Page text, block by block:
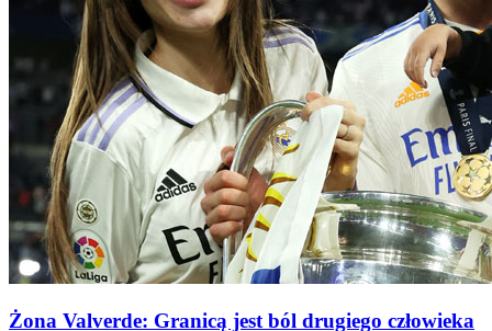
Żona Valverde: Granicą jest ból drugiego człowieka